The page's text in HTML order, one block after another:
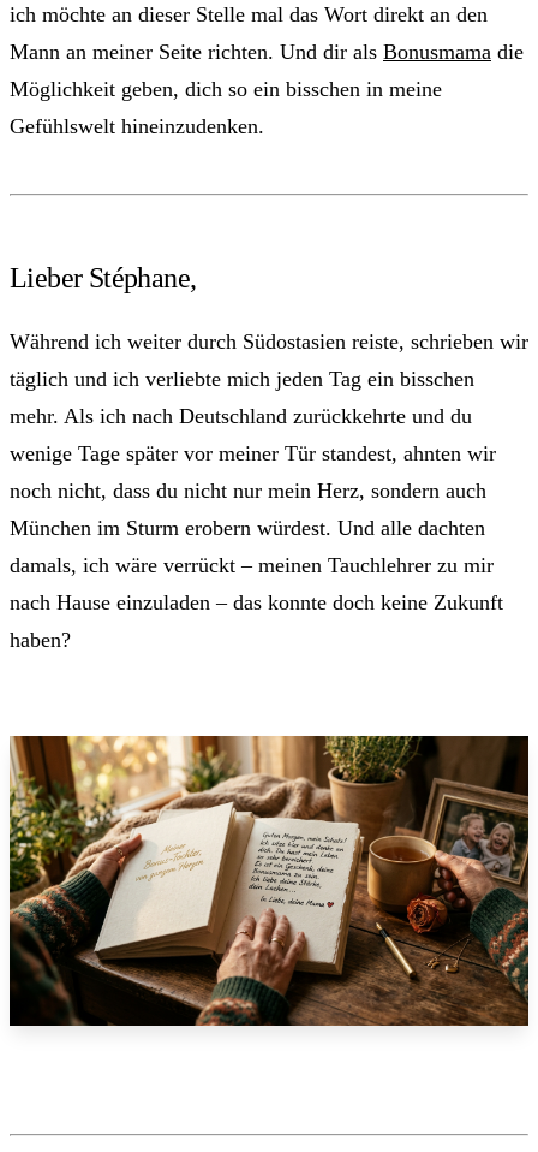
ich möchte an dieser Stelle mal das Wort direkt an den
Mann an meiner Seite richten. Und dir als Bonusmama die
Möglichkeit geben, dich so ein bisschen in meine
Gefühlswelt hineinzudenken.
Lieber Stéphane,
Während ich weiter durch Südostasien reiste, schrieben wir
täglich und ich verliebte mich jeden Tag ein bisschen
mehr. Als ich nach Deutschland zurückkehrte und du
wenige Tage später vor meiner Tür standest, ahnten wir
noch nicht, dass du nicht nur mein Herz, sondern auch
München im Sturm erobern würdest. Und alle dachten
damals, ich wäre verrückt – meinen Tauchlehrer zu mir
nach Hause einzuladen – das konnte doch keine Zukunft
haben?